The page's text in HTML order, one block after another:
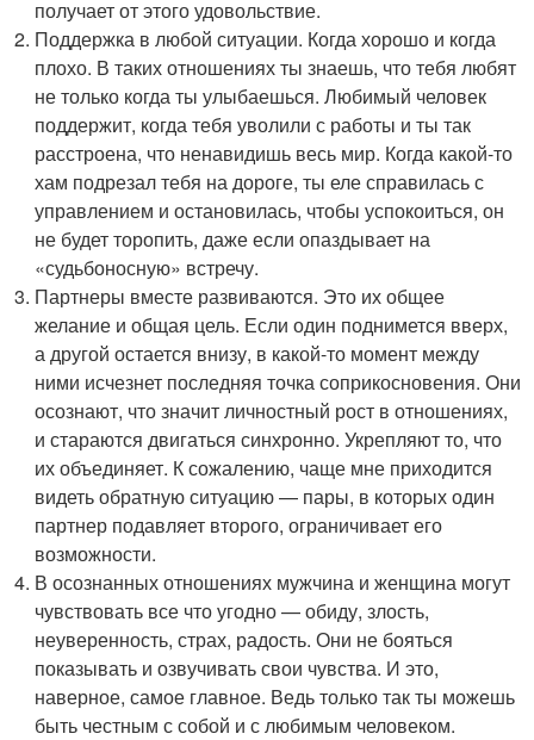
получает от этого удовольствие.
Поддержка в любой ситуации. Когда хорошо и когда
плохо. В таких отношениях ты знаешь, что тебя любят
не только когда ты улыбаешься. Любимый человек
поддержит, когда тебя уволили с работы и ты так
расстроена, что ненавидишь весь мир. Когда какой-то
хам подрезал тебя на дороге, ты еле справилась с
управлением и остановилась, чтобы успокоиться, он
не будет торопить, даже если опаздывает на
«судьбоносную» встречу.
Партнеры вместе развиваются. Это их общее
желание и общая цель. Если один поднимется вверх,
а другой остается внизу, в какой-то момент между
ними исчезнет последняя точка соприкосновения. Они
осознают, что значит личностный рост в отношениях,
и стараются двигаться синхронно. Укрепляют то, что
их объединяет. К сожалению, чаще мне приходится
видеть обратную ситуацию — пары, в которых один
партнер подавляет второго, ограничивает его
возможности.
В осознанных отношениях мужчина и женщина могут
чувствовать все что угодно — обиду, злость,
неуверенность, страх, радость. Они не бояться
показывать и озвучивать свои чувства. И это,
наверное, самое главное. Ведь только так ты можешь
быть честным с собой и с любимым человеком.